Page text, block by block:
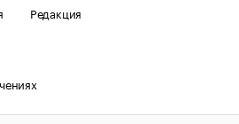
Редакция
О соблюдении авторских прав